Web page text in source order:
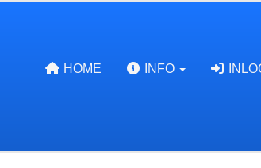
HOME INFO